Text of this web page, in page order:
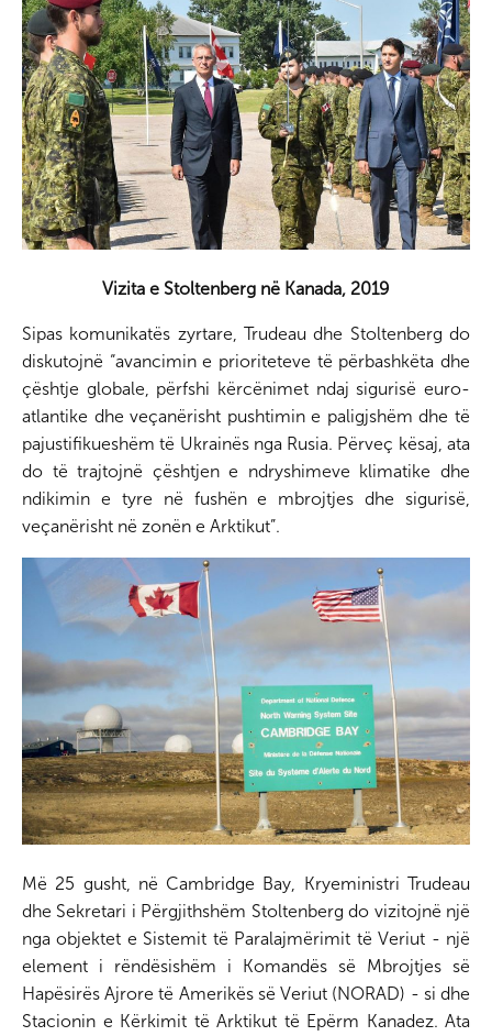
Vizita e Stoltenberg në Kanada, 2019
Sipas komunikatës zyrtare, Trudeau dhe Stoltenberg do
diskutojnë “avancimin e prioriteteve të përbashkëta dhe
çështje globale, përfshi kërcënimet ndaj sigurisë euro-
atlantike dhe veçanërisht pushtimin e paligjshëm dhe të
pajustifikueshëm të Ukrainës nga Rusia. Përveç kësaj, ata
do të trajtojnë çështjen e ndryshimeve klimatike dhe
ndikimin e tyre në fushën e mbrojtjes dhe sigurisë,
veçanërisht në zonën e Arktikut”.
Më 25 gusht, në Cambridge Bay, Kryeministri Trudeau
dhe Sekretari i Përgjithshëm Stoltenberg do vizitojnë një
nga objektet e Sistemit të Paralajmërimit të Veriut - një
element i rëndësishëm i Komandës së Mbrojtjes së
Hapësirës Ajrore të Amerikës së Veriut (NORAD) - si dhe
Stacionin e Kërkimit të Arktikut të Epërm Kanadez. Ata